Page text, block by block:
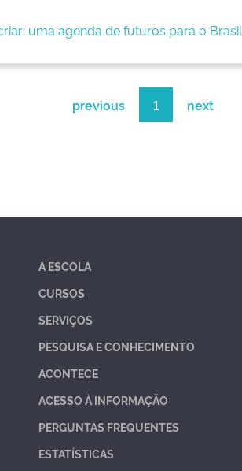
uma agenda de futuros para o Brasil
previous 1 next
A ESCOLA
CURSOS
SERVIÇOS
PESQUISA E CONHECIMENTO
ACONTECE
ACESSO À INFORMAÇÃO
PERGUNTAS FREQUENTES
ESTATÍSTICAS